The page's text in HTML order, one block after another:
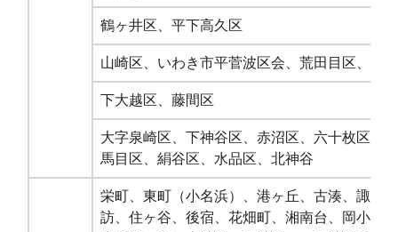
鶴ヶ井区、平下高久区
山崎区、いわき市平菅波区会、荒田目区、上
下大越区、藤間区
大字泉崎区、下神谷区、赤沼区、六十枚区、
馬目区、絹谷区、水品区、北神谷
栄町、東町（小名浜）、港ヶ丘、古湊、諏訪
訪、住ヶ谷、後宿、花畑町、湘南台、岡小名